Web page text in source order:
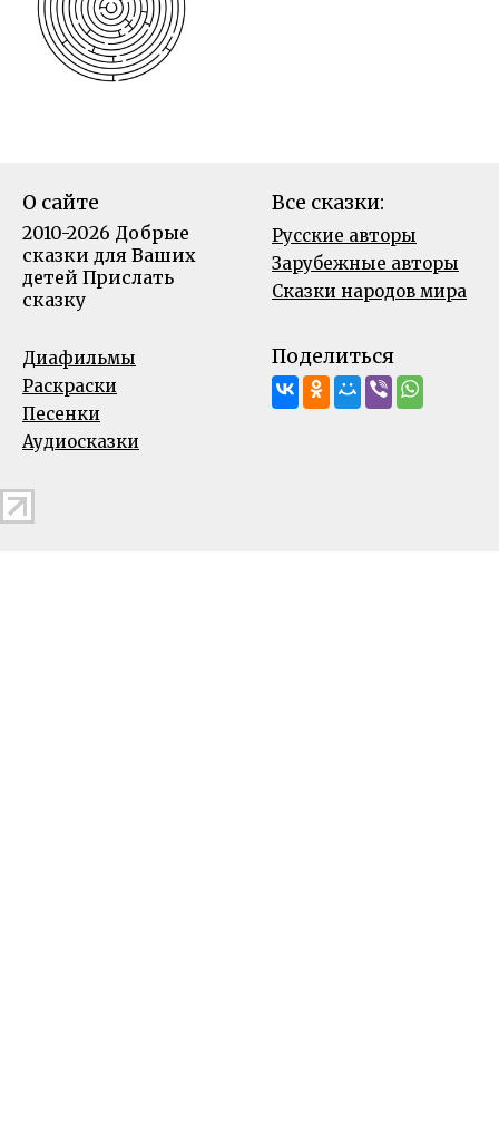
О сайте
2010-2026 Добрые
сказки для Ваших
детей Прислать
сказку
Все сказки:
Русские авторы
Зарубежные авторы
Сказки народов мира
Диафильмы
Раскраски
Песенки
Аудиосказки
Поделиться